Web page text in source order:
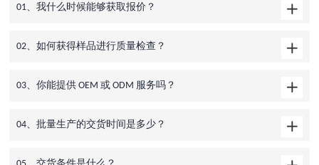
01、我什么时候能够获取报价？
02、如何获得样品进行质量检查？
03、你能提供 OEM 或 ODM 服务吗？
04、批量生产的交货时间是多少？